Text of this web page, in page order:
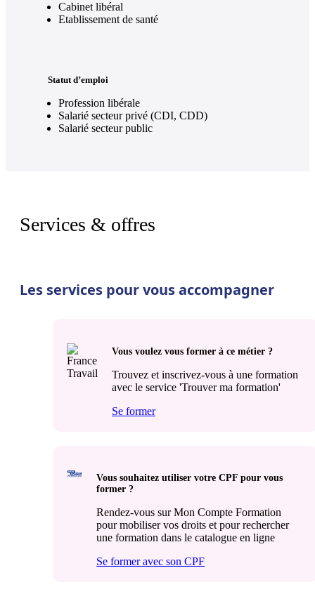
Cabinet libéral
Etablissement de santé
Statut d’emploi
Profession libérale
Salarié secteur privé (CDI, CDD)
Salarié secteur public
Services & offres
Les services pour vous accompagner
Vous voulez vous former à ce métier ?
Trouvez et inscrivez-vous à une formation
avec le service 'Trouver ma formation'
Se former
Vous souhaitez utiliser votre CPF pour vous
former ?
Rendez-vous sur Mon Compte Formation
pour mobiliser vos droits et pour rechercher
une formation dans le catalogue en ligne
Se former avec son CPF